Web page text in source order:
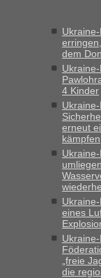
dem
4 Kinder
erneut
kämpfen
eines
„freie
die